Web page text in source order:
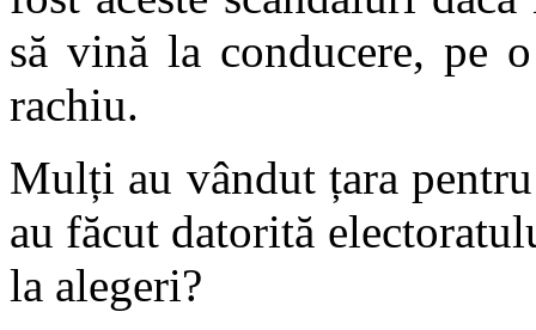
să vină la conducere, pe
rachiu.
Mulți au vândut țara
au făcut datorită
la alegeri?